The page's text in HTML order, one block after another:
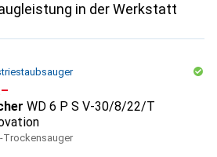
in der Werkstatt
WD 6 P S V-30/8/22/T
Trockensauger